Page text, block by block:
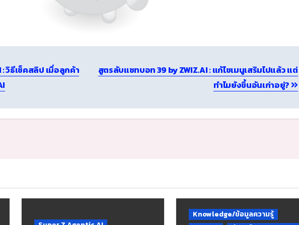
วิธีเช็คสลิป เมื่อลูกค้า
สูตรลับแชทบอท 39 by ZWIZ.AI : แก้ไขเมนูเสริมไปแล้ว แต่
ทำไมยังขึ้นอันเก่าอยู่?
Knowledge/ข้อมูลความรู้